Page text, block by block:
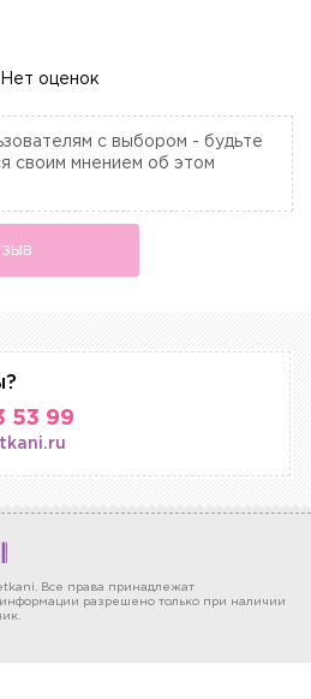
Нет оценок
с выбором - будьте
своим мнением об этом
53 99
Все права принадлежат
разрешено только при наличии